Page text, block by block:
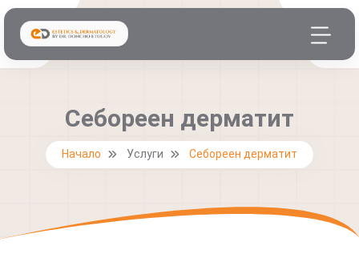
Себореен дерматит
Начало Услуги Себореен дерматит